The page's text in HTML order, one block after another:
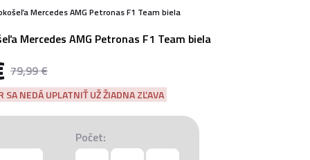
Mercedes AMG Petronas F1 Team biela
Mercedes AMG Petronas F1 Team biela
79,99 €
SA NEDÁ UPLATNIŤ UŽ ŽIADNA ZĽAVA
Počet: